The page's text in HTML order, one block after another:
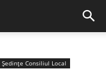
Consiliul Local